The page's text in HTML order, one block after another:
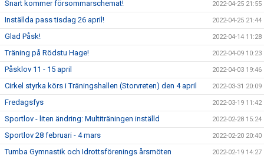
Snart kommer försommarschemat! 2022-04-25 21:55
Inställda pass tisdag 26 april! 2022-04-25 21:44
Glad Påsk! 2022-04-14 11:28
Träning på Rödstu Hage! 2022-04-09 10:23
Påsklov 11 - 15 april 2022-04-03 19:46
Cirkel styrka körs i Träningshallen (Storvreten) den 4 april 2022-03-31 20:09
Fredagsfys 2022-03-19 11:42
Sportlov - liten ändring: Multiträningen inställd 2022-02-28 15:24
Sportlov 28 februari - 4 mars 2022-02-20 20:40
Tumba Gymnastik och Idrottsförenings årsmöten 2022-02-19 14:27